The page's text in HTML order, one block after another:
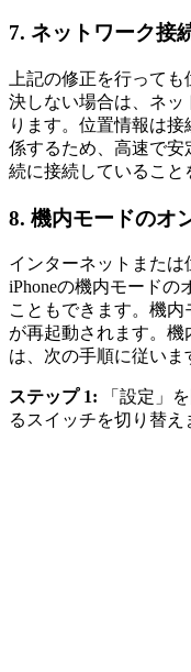
7. ネットワーク接
上記の修正を行って
決しない場合は、ネ
ります。位置情報は
係するため、高速で
続に接続していること
8. 機内モードのオ
インターネットまたは
iPhoneの機内モードの
こともできます。機内
が再起動されます。
は、次の手順に従いま
ステップ 1: 「設定」
るスイッチを切り替え